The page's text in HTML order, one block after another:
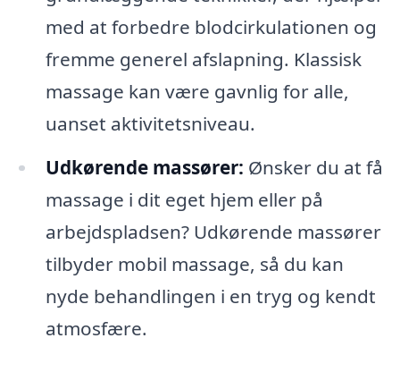
med at forbedre blodcirkulationen og
fremme generel afslapning. Klassisk
massage kan være gavnlig for alle,
uanset aktivitetsniveau.
Udkørende massører: Ønsker du at få
massage i dit eget hjem eller på
arbejdspladsen? Udkørende massører
tilbyder mobil massage, så du kan
nyde behandlingen i en tryg og kendt
atmosfære.